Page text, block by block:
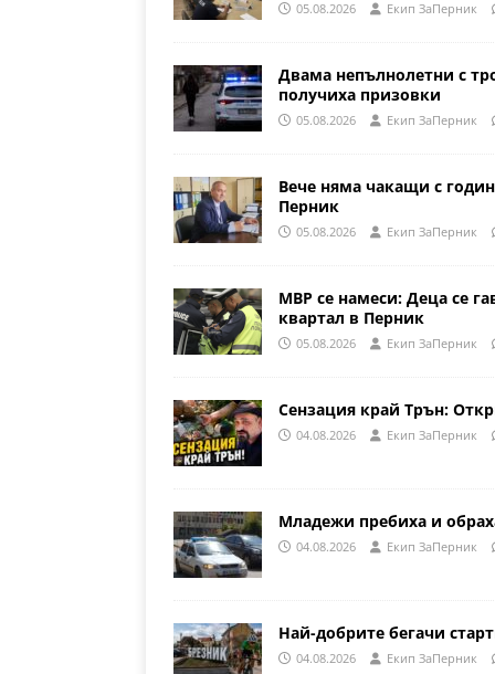
05.08.2026 Eкип ЗаПерник
Двама непълнолетни с
получиха призовки
05.08.2026 Eкип ЗаПерник
Вече няма чакащи с
Перник
05.08.2026 Eкип ЗаПерник
МВР се намеси: Деца се
квартал в Перник
05.08.2026 Eкип ЗаПерник
Сензация край Трън:
04.08.2026 Eкип ЗаПерник
Младежи пребиха и
04.08.2026 Eкип ЗаПерник
Най-добрите бегачи
04.08.2026 Eкип ЗаПерник